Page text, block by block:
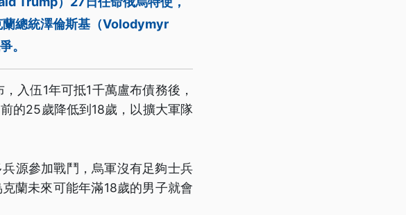
總統澤倫斯基（Volodymyr
。
入伍1年可抵1千萬盧布債務後，
的25歲降低到18歲，以擴大軍隊
源參加戰鬥，烏軍沒有足夠士兵
蘭未來可能年滿18歲的男子就會